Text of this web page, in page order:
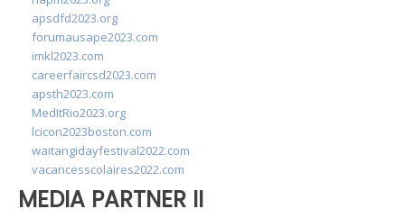
apsdfd2023.org
forumausape2023.com
imkl2023.com
careerfaircsd2023.com
apsth2023.com
MedItRio2023.org
lcicon2023boston.com
waitangidayfestival2022.com
vacancesscolaires2022.com
MEDIA PARTNER II